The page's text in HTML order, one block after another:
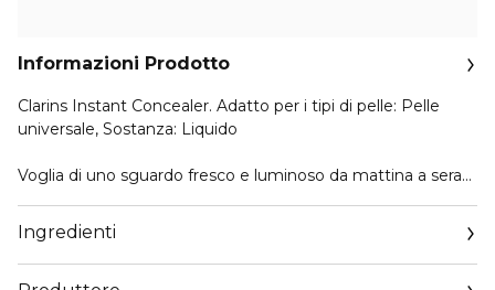
Informazioni Prodotto
Clarins Instant Concealer. Adatto per i tipi di pelle: Pelle
universale, Sostanza: Liquido
Voglia di uno sguardo fresco e luminoso da mattina a sera?
suo colore attenua quello delle occhiaie facendo ritrovare
alla pelle il colorito naturale. Una texture liquida che si fonde
alla pelle levigando il contorno occhi.
Ingredienti